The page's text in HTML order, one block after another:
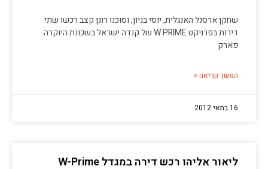
שחקן ארסנל האנגלית, יוסי בניון, וסוכנו רונן קצב רכשו שתי
דירות בפרויקט W PRIME של קנדה ישראל בשכונת היוקרה
פארק
המשך קריאה »
16 במאי 2012
ליאור אליהו רכש דירה במגדל W-Prime